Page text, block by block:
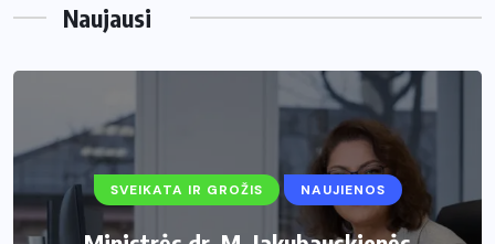
Naujausi
SVEIKATA IR GROŽIS NAUJIENOS